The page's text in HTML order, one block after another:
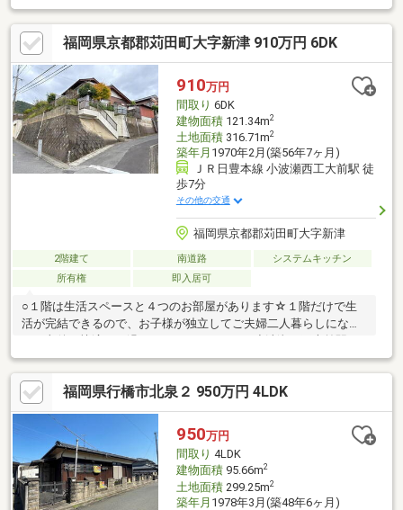
却が並行して行えます！・もちろん査定も無料です♪【ライフスタ
イルに合わせた物件探し】・土日祝/18時以降/1件～複数件のご内
覧も大歓迎・ご自宅等への送迎も可能です！・当社未掲載物件も
ご案内できます♪
福岡県京都郡苅田町大字新津 910万円 6DK
910万円
間取り 6DK
建物面積121.34m2
土地面積316.71m2
築年月 1970年2月(築56年7ヶ月)
ＪＲ日豊本線 小波瀬西工大前駅 徒
歩7分
その他の交通
福岡県京都郡苅田町大字新津
2階建て 南道路
システムキッチン
所有権
即入居可
○１階は生活スペースと４つのお部屋があります☆１階だけで生
活が完結できるので、お子様が独立してご夫婦二人暮らしになっ
では徒歩７分と交通の利便性良好です○コンビニが徒歩７分です
☆ちょっとしたお買い物に便利ですね【当社自慢のワンストップ
サービス】・当社在籍スタッフはリフォーム、ローンに関するエ
キスパート！・物件購入+リフォーム費用もまとめてお見積り♪・
住み替え先を探しながら、ご自宅の売却が並行して行えます！・
もちろん査定も無料です♪【ライフスタイルに合わせた物件探
し】・土日祝/18時以降/1件～複数件のご内覧も大歓迎
福岡県行橋市北泉２ 950万円 4LDK
950万円
間取り 4LDK
建物面積95.66m2
土地面積299.25m2
築年月 1978年3月(築48年6ヶ月)